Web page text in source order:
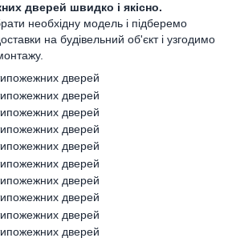
дверей швидко і якісно.
необхідну модель і підберемо
на будівельний об'єкт і узгодимо